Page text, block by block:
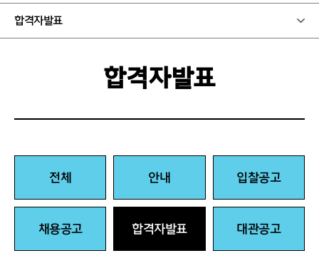
합격자발표
합격자발표
전체 안내 입찰공고
채용공고 합격자발표 대관공고